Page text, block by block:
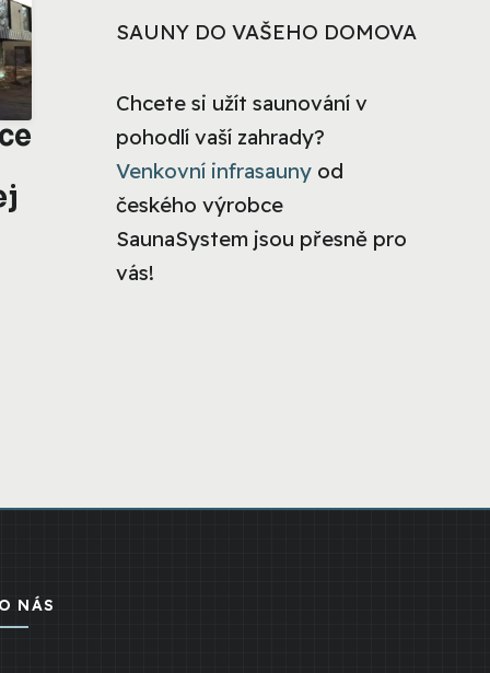
SAUNY DO VAŠEHO DOMOVA
Chcete si užít saunování v
pohodlí vaší zahrady?
Venkovní infrasauny od
českého výrobce
SaunaSystem jsou přesně pro
vás!
NÁS